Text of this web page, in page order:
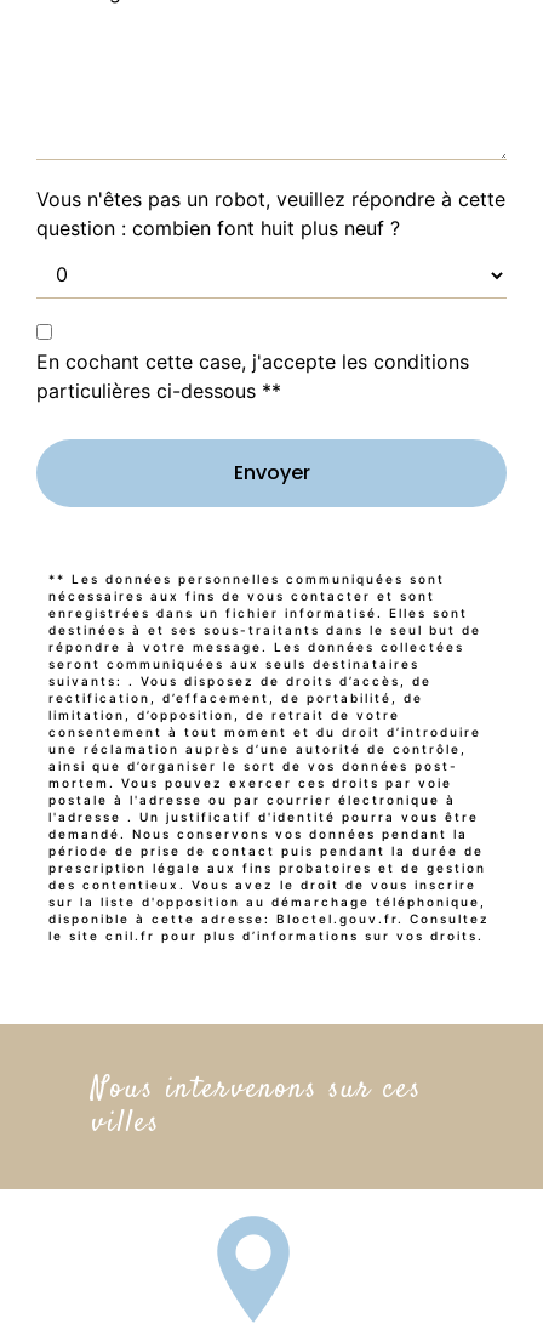
Vous n'êtes pas un robot, veuillez répondre à cette
question : combien font huit plus neuf ?
En cochant cette case, j'accepte les conditions
particulières ci-dessous **
Envoyer
** Les données personnelles communiquées sont
nécessaires aux fins de vous contacter et sont
enregistrées dans un fichier informatisé. Elles sont
destinées à et ses sous-traitants dans le seul but de
répondre à votre message. Les données collectées
seront communiquées aux seuls destinataires
suivants: . Vous disposez de droits d’accès, de
rectification, d’effacement, de portabilité, de
limitation, d’opposition, de retrait de votre
consentement à tout moment et du droit d’introduire
une réclamation auprès d’une autorité de contrôle,
ainsi que d’organiser le sort de vos données post-
mortem. Vous pouvez exercer ces droits par voie
postale à l'adresse ou par courrier électronique à
l'adresse . Un justificatif d'identité pourra vous être
demandé. Nous conservons vos données pendant la
période de prise de contact puis pendant la durée de
prescription légale aux fins probatoires et de gestion
des contentieux. Vous avez le droit de vous inscrire
sur la liste d'opposition au démarchage téléphonique,
disponible à cette adresse: Bloctel.gouv.fr. Consultez
le site cnil.fr pour plus d’informations sur vos droits.
Nous intervenons sur ces
villes